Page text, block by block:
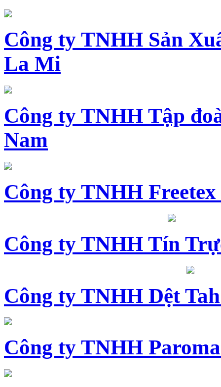
Công ty TNHH Sản
La Mi
Công ty TNHH Tập
Nam
Công ty TNHH
Công ty TNHH Tín
Công ty TNHH Dệt
Công ty TNHH